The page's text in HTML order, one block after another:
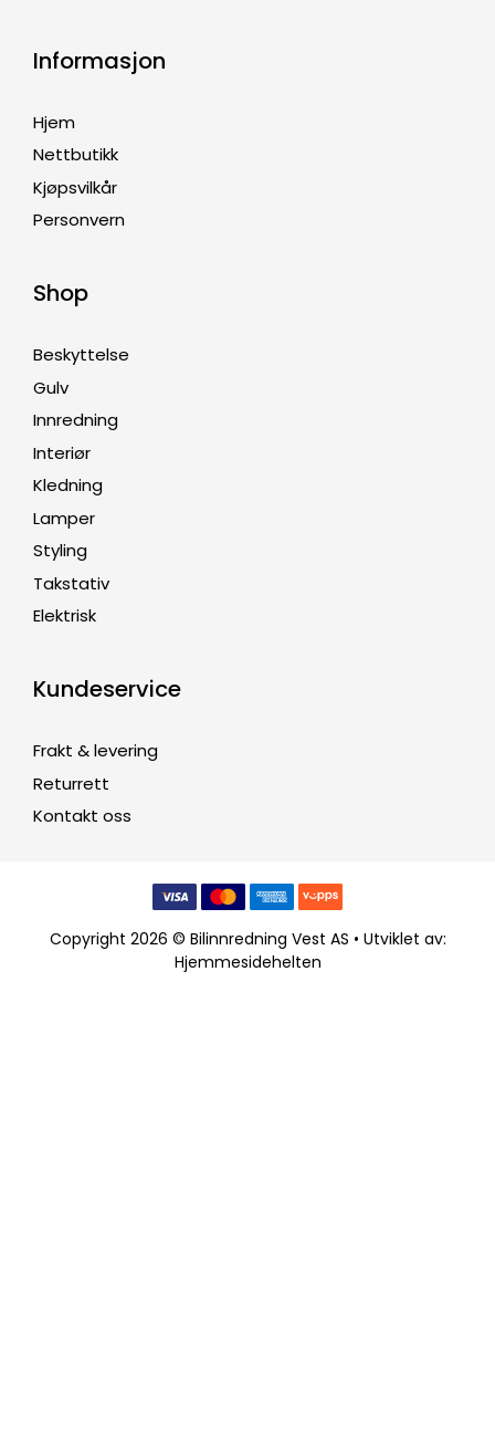
Informasjon
Hjem
Nettbutikk
Kjøpsvilkår
Personvern
Shop
Beskyttelse
Gulv
Innredning
Interiør
Kledning
Lamper
Styling
Takstativ
Elektrisk
Kundeservice
Frakt & levering
Returrett
Kontakt oss
Copyright 2026 © Bilinnredning Vest AS • Utviklet av:
Hjemmesidehelten